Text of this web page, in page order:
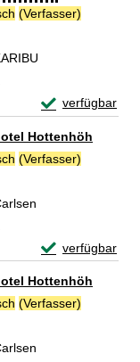
(Verfasser)
verfügbar
Exemplar-
Hottenhöh
(Verfasser)
verfügbar
Exemplar-
Hottenhöh
(Verfasser)